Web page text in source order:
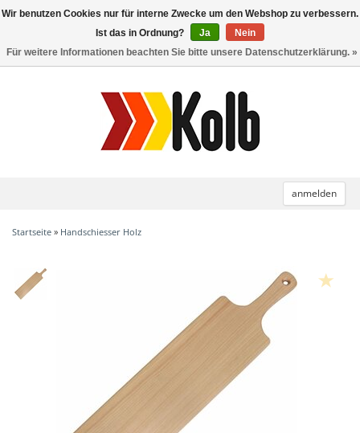
anmelden
Toggle
Startseite » Handschiesser Holz
Wir benutzen Cookies nur für interne Zwecke um den Webshop zu verbessern.
Ist das in Ordnung?
Ja
Nein
Für weitere Informationen beachten Sie bitte unsere Datenschutzerklärung. »